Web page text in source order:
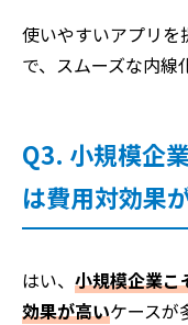
使いやすいアプリを
で、スムーズな内線
Q3. 小規模企
は費用対効果
はい、 小規模企業こ
効果が高いケースが